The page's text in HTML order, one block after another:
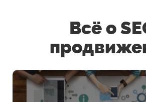
Всё о